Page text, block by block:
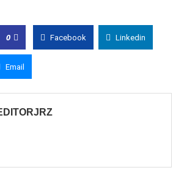
0 Facebook Linkedin
Email